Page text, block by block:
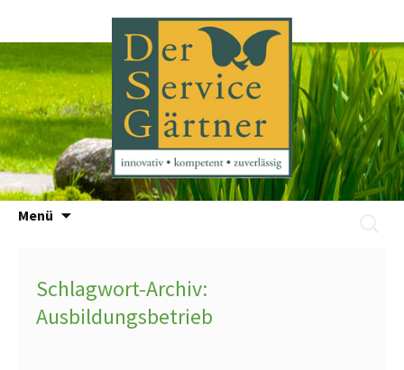
Menü
Zum
Schlagwort-Archiv:
Ausbildungsbetrieb